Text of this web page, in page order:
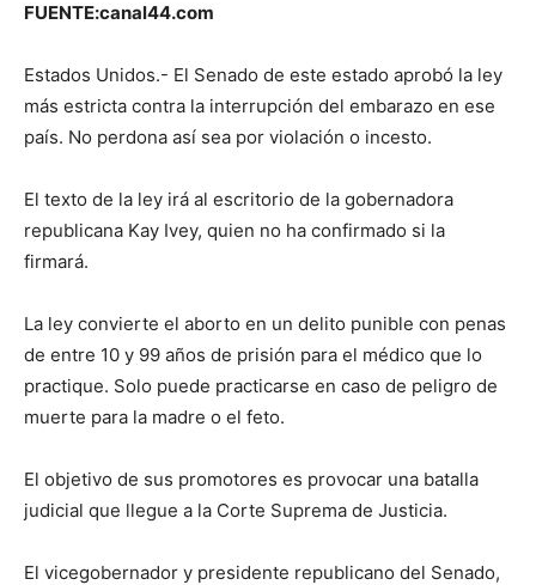
FUENTE:canal44.com
Estados Unidos.- El Senado de este estado aprobó la ley
más estricta contra la interrupción del embarazo en ese
país. No perdona así sea por violación o incesto.
El texto de la ley irá al escritorio de la gobernadora
republicana Kay Ivey, quien no ha confirmado si la
firmará.
La ley convierte el aborto en un delito punible con penas
de entre 10 y 99 años de prisión para el médico que lo
practique. Solo puede practicarse en caso de peligro de
muerte para la madre o el feto.
El objetivo de sus promotores es provocar una batalla
judicial que llegue a la Corte Suprema de Justicia.
El vicegobernador y presidente republicano del Senado,